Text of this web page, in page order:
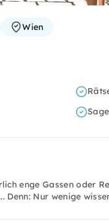
Wien
enge Gassen oder
Denn: Nur wenige